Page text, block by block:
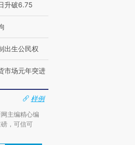
升破6.75
出生公民权
市场元年突进
样例
主编精心编
，可信可